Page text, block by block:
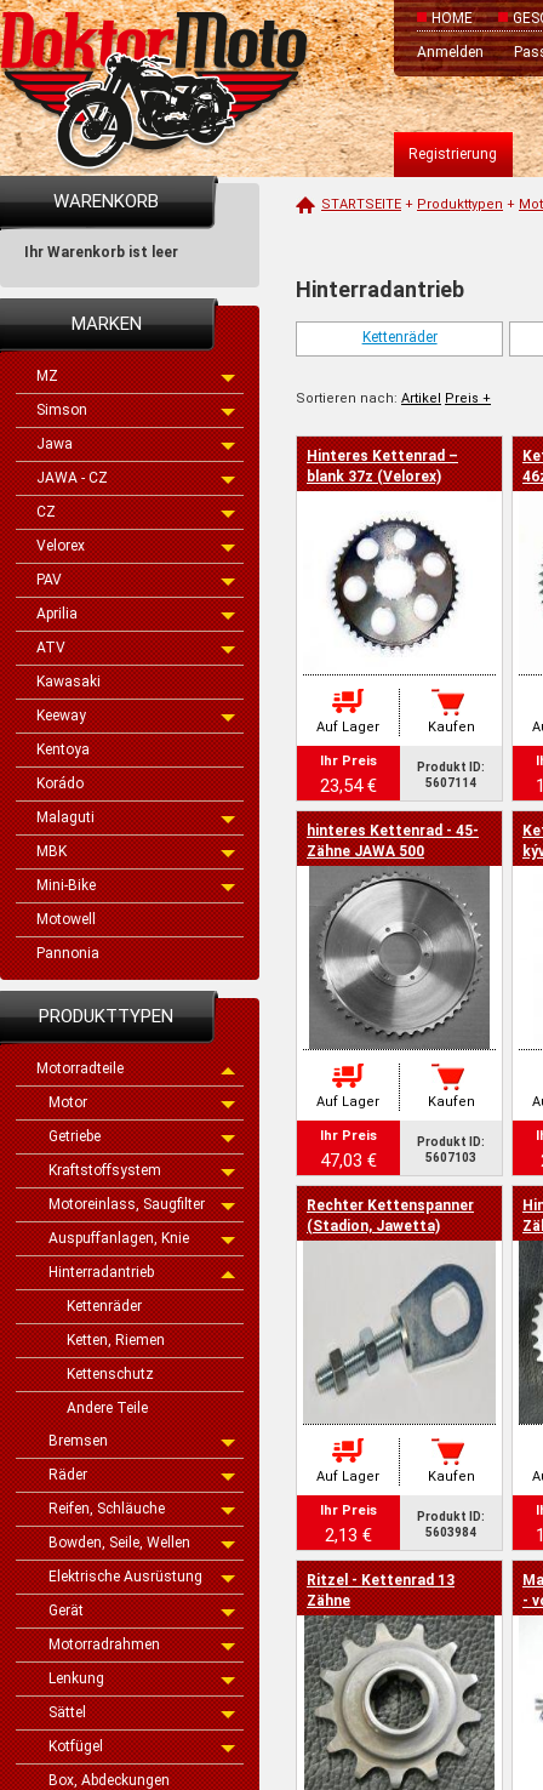
HOME
Anmelden
Registrierung
WARENKORB
Ihr Warenkorb ist leer
MARKEN
MZ
Simson
Jawa
JAWA - CZ
CZ
Velorex
PAV
Aprilia
ATV
Kawasaki
Keeway
Kentoya
Korádo
Malaguti
MBK
Mini-Bike
Motowell
Pannonia
PRODUKTTYPEN
Motorradteile
Motor
Getriebe
Kraftstoffsystem
Motoreinlass, Saugfilter
Auspuffanlagen, Knie
Hinterradantrieb
Kettenräder
Ketten, Riemen
Kettenschutz
Andere Teile
Bremsen
Räder
Reifen, Schläuche
Bowden, Seile, Wellen
Elektrische Ausrüstung
Gerät
Motorradrahmen
Lenkung
Sättel
Kotfügel
Box, Abdeckungen
STARTSEITE + Produkttypen +
Hinterradantrieb
Kettenräder
Sortieren nach: Artikel Preis +
Preis -
Hinteres Kettenrad –
blank 37z (Velorex)
Auf Lager Kaufen
Ihr Preis
23,54 €
Produkt ID:
5607114
hinteres Kettenrad - 45-
Zähne JAWA 500
Auf Lager Kaufen
Ihr Preis
47,03 €
Produkt ID:
5607103
Rechter Kettenspanner
(Stadion, Jawetta)
Auf Lager Kaufen
Ihr Preis
2,13 €
Produkt ID:
5603984
Ritzel - Kettenrad 13
Zähne
-